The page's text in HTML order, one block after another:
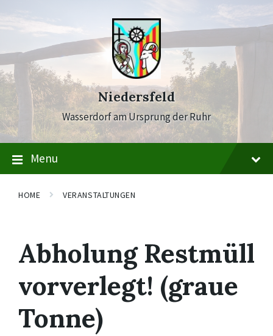
to
to
to
Niedersfeld
Wasserdorf am Ursprung der Ruhr
Menu
HOME VERANSTALTUNGEN
Abholung Restmüll
vorverlegt! (graue
Tonne)